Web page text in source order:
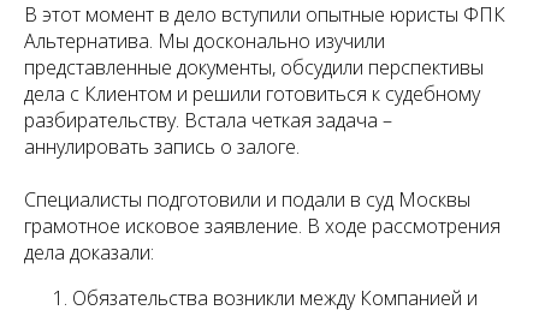
В этот момент в дело вступили опытные юристы ФПК
Альтернатива. Мы досконально изучили
представленные документы, обсудили перспективы
дела с Клиентом и решили готовиться к судебному
разбирательству. Встала четкая задача –
аннулировать запись о залоге.
Специалисты подготовили и подали в суд Москвы
грамотное исковое заявление. В ходе рассмотрения
дела доказали:
Обязательства возникли между Компанией и